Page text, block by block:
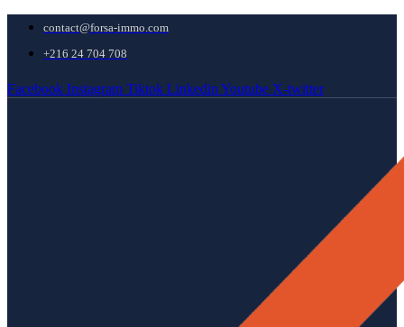
contact@forsa-immo.com
+216 24 704 708
Facebook Instagram Tiktok Linkedin Youtube X-twitter